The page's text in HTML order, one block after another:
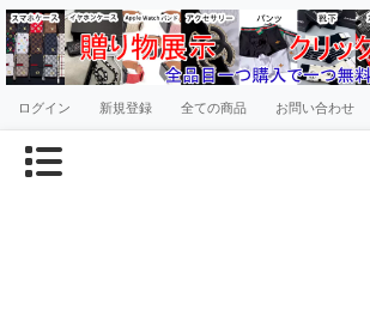
ログイン 新規登録 全ての商品 お問い合わせ